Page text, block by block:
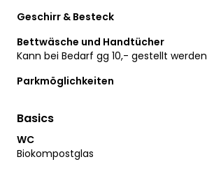
Geschirr & Besteck
Bettwäsche und Handtücher
Kann bei Bedarf gg 10,- gestellt werden
Parkmöglichkeiten
Basics
WC
Biokompostglas